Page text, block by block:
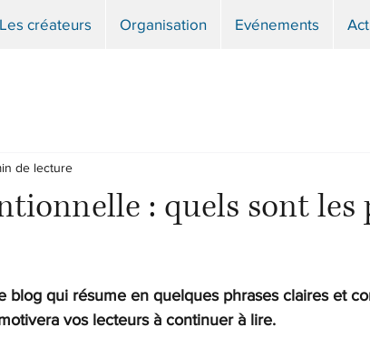
Les créateurs Organisation Evénements
: quels sont les
de lecture
blog qui résume en quelques phrases claires et
vos lecteurs à continuer à lire.